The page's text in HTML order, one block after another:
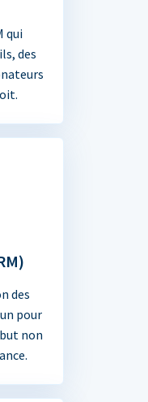
qui
des
des
pour
non